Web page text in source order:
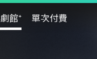
館⁺ 單次付費